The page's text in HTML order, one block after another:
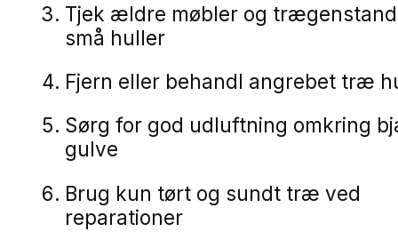
Tjek ældre møbler og
små huller
Fjern eller behandl angrebet træ
Sørg for god udluftning omkring
gulve
Brug kun tørt og sundt træ ved
reparationer